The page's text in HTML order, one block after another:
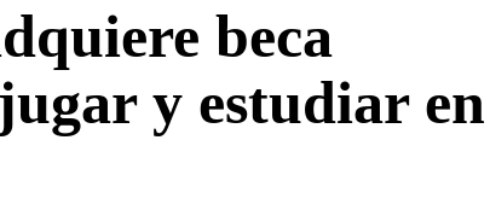
beca
y estudiar en